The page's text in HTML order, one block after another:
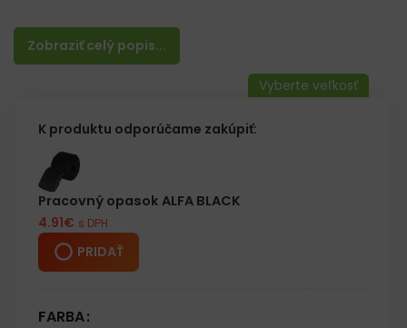
Zobraziť celý popis...
Vlastnosti:
– Vyrobené z kvalitného materiálu typu CANVAS
– Štyri bočné vrecká, vrátane jedného na zips
– Vrecká na nohaviciach, vrátane vreciek na mobilný telefón
– Guma všitá v páse na prispôsobenie šírky nohavíc
– Kolenné vrecká na chrániče kolien
– Zvýšená odolnosť vďaka použitiu vložiek Cordura
K produktu odporúčame zakúpiť:
Pracovný opasok ALFA BLACK
4.91€ s DPH
PRIDAŤ
FARBA